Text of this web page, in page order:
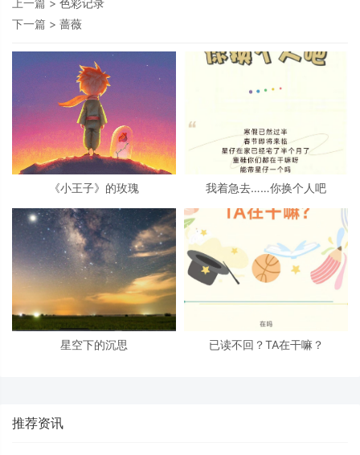
上一篇 > 色彩记录
下一篇 > 蔷薇
《小王子》的玫瑰 我着急去……你换个人吧
星空下的沉思 已读不回？TA在干嘛？
推荐资讯